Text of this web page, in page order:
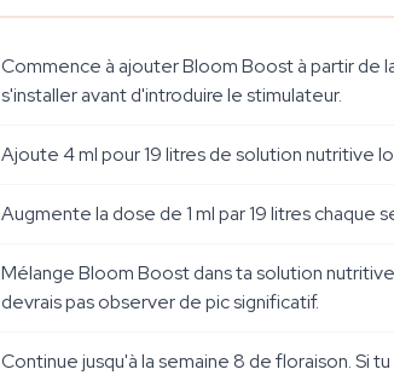
Commence à ajouter Bloom Boost à partir de
s'installer avant d'introduire le stimulateur.
Ajoute 4 ml pour 19 litres de solution nutritive
Augmente la dose de 1 ml par 19 litres chaque
Mélange Bloom Boost dans ta solution
devrais pas observer de pic significatif.
Continue jusqu'à la semaine 8 de floraison. Si